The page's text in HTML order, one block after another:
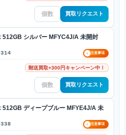
買取リクエスト
シルバー MFYC4J/A 未開封
! 注意事項
郵送買取+300円キャンペーン中！
買取リクエスト
ディープブルー MFYE4J/A 未
! 注意事項